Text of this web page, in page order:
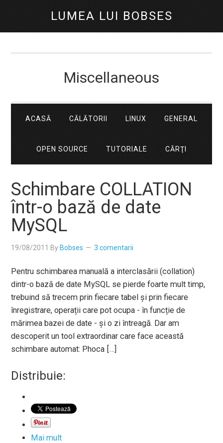
LUMEA LUI BOBSES
Miscellaneous
ACASĂ CĂLĂTORII LINUX GENERAL
OPEN SOURCE TUTORIALE CĂRŢI
Schimbare COLLATION
într-o bază de date
MySQL
19/08/2011 By Bobses 3 comentarii
Pentru schimbarea manuală a interclasării (collation)
dintr-o bază de date MySQL se pierde foarte mult timp,
trebuind să trecem prin fiecare tabel și prin fiecare
înregistrare, operații care pot ocupa - în funcție de
mărimea bazei de date - și o zi întreagă. Dar am
descoperit un tool extraordinar care face această
schimbare automat: Phoca […]
Distribuie:
Mai mult